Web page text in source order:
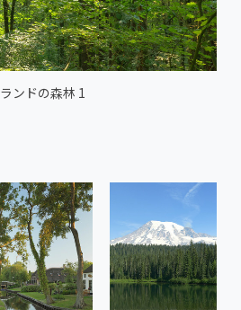
ンドの森林 1